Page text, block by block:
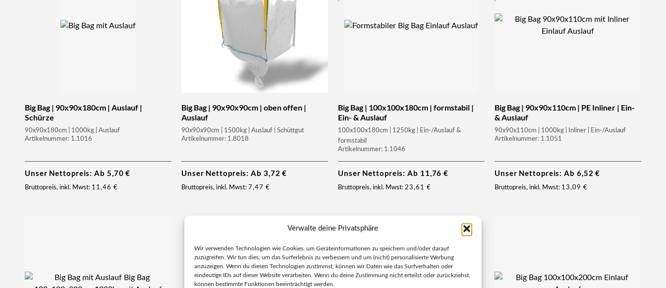
Verwalte deine Privatsphäre
Wir verwenden Technologien wie Cookies, um Geräteinformationen zu speichern und/oder darauf
zuzugreifen. Wir tun dies, um das Surferlebnis zu verbessern und um (nicht) personalisierte Werbung
anzuzeigen. Wenn du diesen Technologien zustimmst, können wir Daten wie das Surfverhalten oder
eindeutige IDs auf dieser Website verarbeiten. Wenn du deine Zustimmung nicht erteilst oder zurückziehst,
können bestimmte Funktionen beeinträchtigt werden.
Big Bag | 90x90x180cm | Auslauf |
Schürze
90x90x180cm | 1000kg | Auslauf
Artikelnummer: 1.1016
Unser Nettopreis: Ab 5,70€
Bruttopreis, inkl. Mwst: 11,46 €
Big Bag | 90x90x90cm | oben offen |
Auslauf
90x90x90cm | 1500kg | Auslauf | Schüttgut
Artikelnummer: 1.8018
Unser Nettopreis: Ab 3,72€
Bruttopreis, inkl. Mwst: 7,47 €
Big Bag | 100x100x180cm | formstabil |
Ein- & Auslauf
100x100x180cm | 1250kg | Ein-/Auslauf &
formstabil
Artikelnummer: 1.1046
Unser Nettopreis: Ab 11,76€
Bruttopreis, inkl. Mwst: 23,61 €
Big Bag | 90x90x110cm | PE Inliner | Ein-
& Auslauf
90x90x110cm | 1000kg | Inliner | Ein-/Auslauf
Artikelnummer: 1.1051
Unser Nettopreis: Ab 6,52€
Bruttopreis, inkl. Mwst: 13,09 €